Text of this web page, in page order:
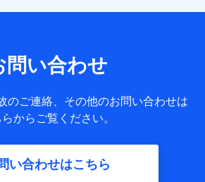
）が含まれます。
して、保険契約者及び被保険者の氏
、性別、保険契約者と被保険者の関係、
険商品の内容、保険料、保険料のお支払
ットの種類や年齢などの情報などが含ま
問い合わせ
のご連絡、その他のお問い合わせは
らからご覧ください。
い合わせはこちら